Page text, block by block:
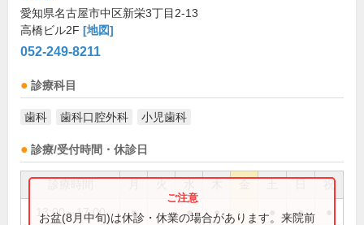
愛知県名古屋市中区新栄3丁目2-13
高橋ビル2F [地図]
052-249-8211
診療科目
歯科 歯科口腔外科 小児歯科
診療/受付時間・休診日
祝
13:00～17:00 ● ● ● ●
お盆(8月中旬)は休診・休業の場合があります。来院前